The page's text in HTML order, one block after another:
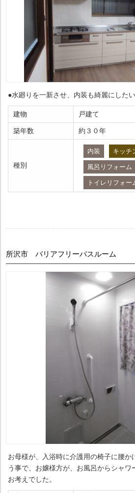
●水廻りを一新させ、内装も綺麗にしたい
建物 戸建て
築年数 約３０年
種別
内装 キッチ
風呂リフォーム
トイレリフォー
所沢市 バリアフリーバスルーム
お母様が、入浴時に介護用の椅子に腰か
う事で、お嬢様方が、お風呂からシャワ
お考えでした。